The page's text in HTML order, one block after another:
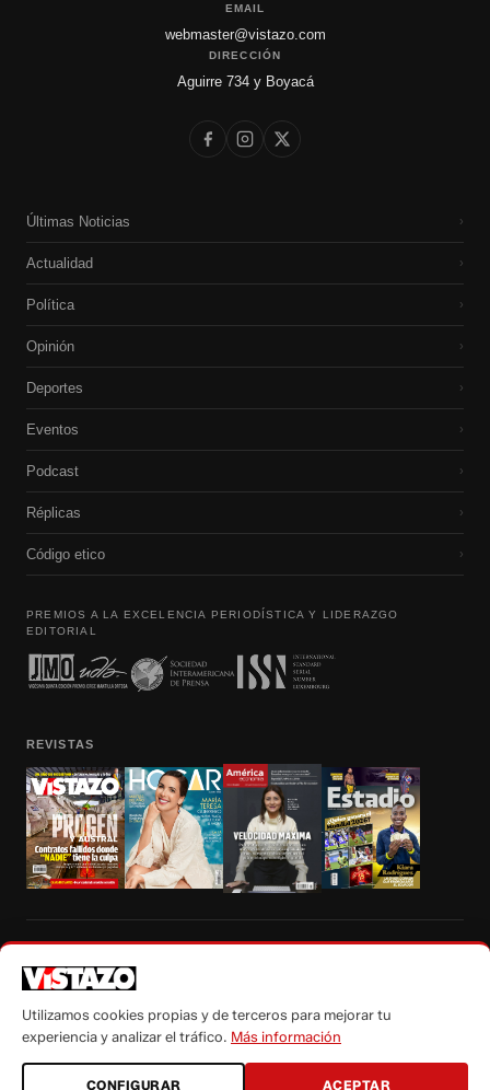
EMAIL
webmaster@vistazo.com
DIRECCIÓN
Aguirre 734 y Boyacá
Últimas Noticias ›
Actualidad ›
Política ›
Opinión ›
Deportes ›
Eventos ›
Podcast ›
Réplicas ›
Código etico ›
PREMIOS A LA EXCELENCIA PERIODÍSTICA Y LIDERAZGO
EDITORIAL
REVISTAS
autorización escrita de su titular, de todos los contenidos de Vistazo.com.
Utilizamos cookies propias y de terceros para mejorar tu
experiencia y analizar el tráfico. Más información
CONFIGURAR ACEPTAR